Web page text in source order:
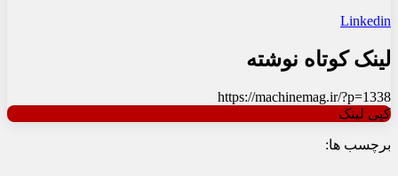
Linkedin
لینک کوتاه نوشته
https://machinemag.ir/?p=1338
کپی لینک
برچسب ها: